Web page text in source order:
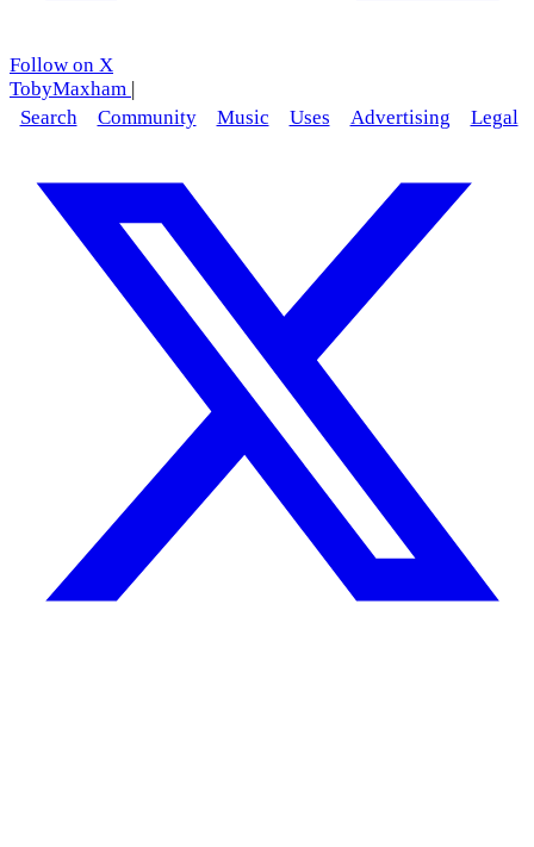
Follow on X
TobyMaxham |
Search
Community Music Uses Advertising Legal